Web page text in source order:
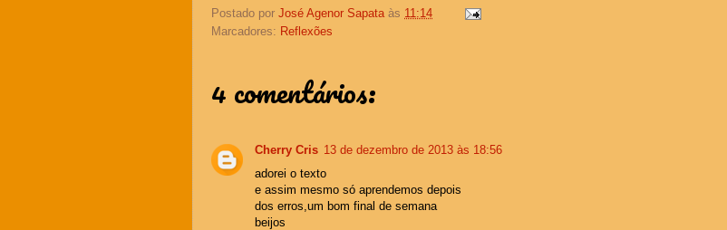
Postado por José Agenor Sapata às 11:14
Marcadores: Reflexões
4 comentários:
Cherry Cris 13 de dezembro de 2013 às 18:56
adorei o texto
e assim mesmo só aprendemos depois
dos erros,um bom final de semana
beijos